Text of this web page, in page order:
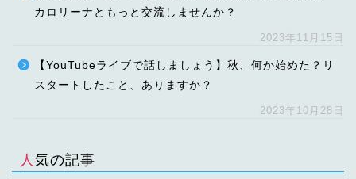
カロリーナともっと交流しませんか？
2023年11月15日
【YouTubeライブで話しましょう】秋、何か始めた？リ
スタートしたこと、ありますか？
2023年10月28日
人気の記事